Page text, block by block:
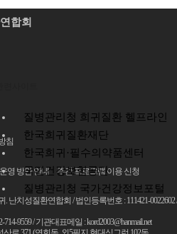
질병관리청 희귀질환 헬프라인
한국희귀질환재단
한국희귀·필수의약품센터
국민건강보험공단
질병관리청 국가건강정보포털
침
영 방안 안내
주간 프로그램 이용 신청
난치성질환연합회 / 법인등록번호 : 111421-0022602 /
714-9559 / 기관대표메일 :kord2003@hanmail.net